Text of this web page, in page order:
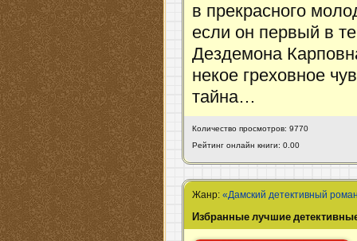
в прекрасного
если он первый в
Дездемона
некое греховное
тайна…
Количество просмотров: 9770
Рейтинг онлайн книги: 0.00
Жанр:«Дамский детективный
Избранные лучшие